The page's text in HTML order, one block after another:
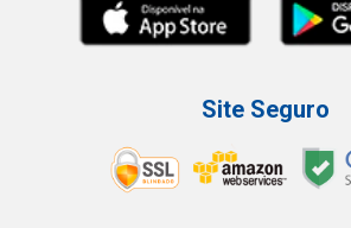
Site Seguro